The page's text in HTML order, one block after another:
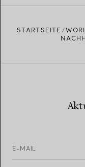
STARTSEITE
E-MAIL